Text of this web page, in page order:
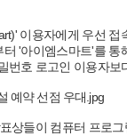
이용자에게 우선
'아이엠스마트'를 통
호 로고인 이용자보
상들이 컴퓨터 프로